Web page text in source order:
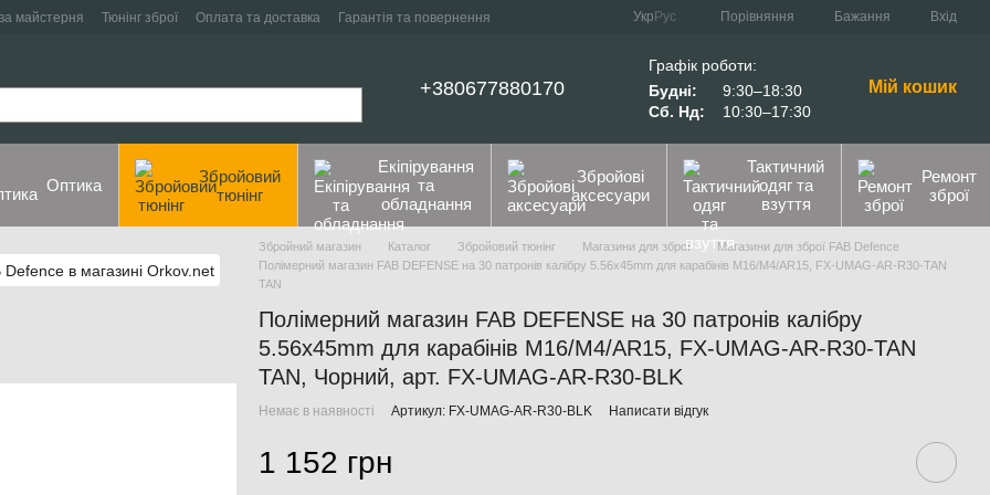
майстерня Тюнінг зброї Оплата та доставка
Гарантія та повернення
Укр Рус Порівняння Бажання Вхід
+380677880170
Графік роботи:
Будні:
9:30–18:30
Сб. Нд:
10:30–17:30
Мій кошик
Оптика
Збройовий
тюнінг
Екіпірування
та
обладнання
Збройові
аксесуари
Тактичний
одяг та
взуття
Ремонт
зброї
Збройний магазин Каталог Збройовий тюнінг Магазини для зброї
Магазини для зброї FAB Defence
Полімерний магазин FAB DEFENSE на 30 патронів калібру 5.56x45mm для карабінів M16/M4/AR15, FX-UMAG-AR-R30-TAN
TAN
Полімерний магазин FAB DEFENSE на 30 патронів калібру
5.56x45mm для карабінів M16/M4/AR15, FX-UMAG-AR-R30-TAN
TAN, Чорний, арт. FX-UMAG-AR-R30-BLK
Немає в наявності Артикул: FX-UMAG-AR-R30-BLK Написати відгук
1 152 грн